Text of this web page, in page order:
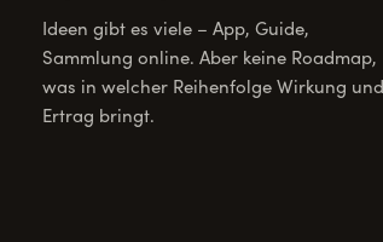
Ideen gibt es viele – App, Guide,
Sammlung online. Aber keine Roadmap,
was in welcher Reihenfolge Wirkung und
Ertrag bringt.